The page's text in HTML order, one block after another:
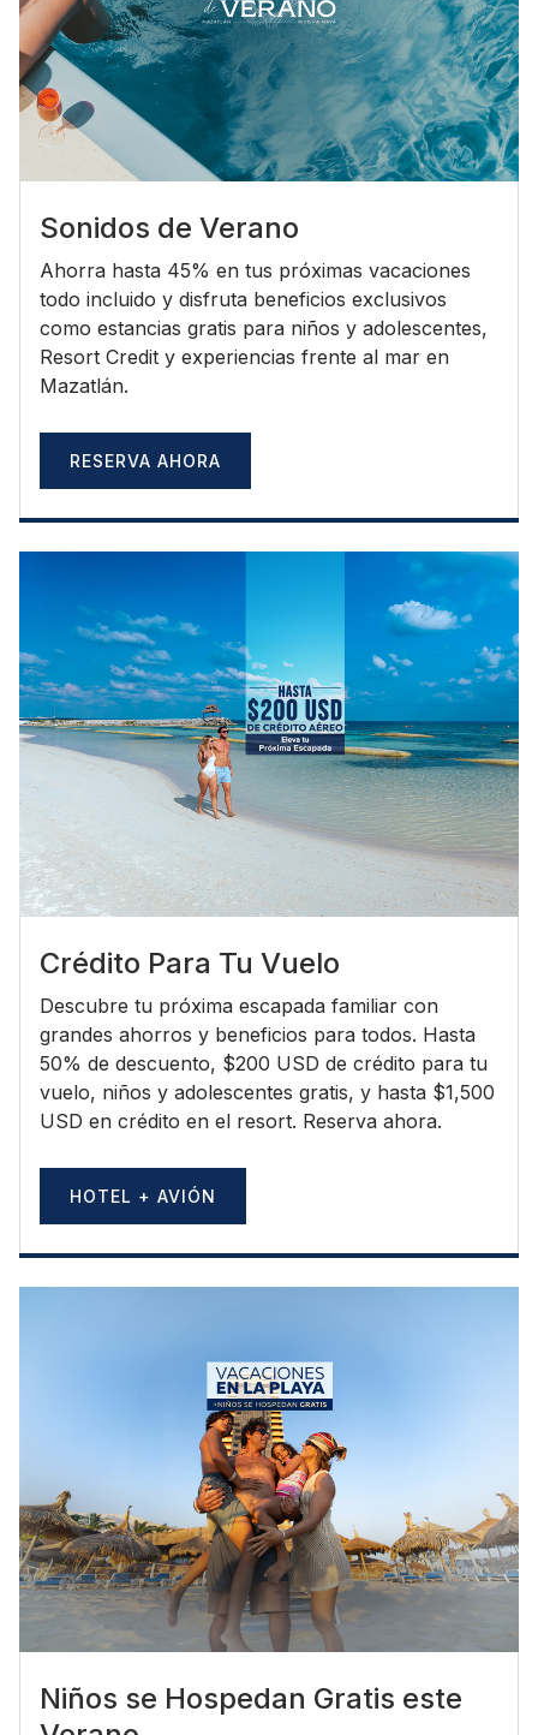
Sonidos de Verano
Ahorra hasta 45% en tus próximas vacaciones
todo incluido y disfruta beneficios exclusivos
como estancias gratis para niños y adolescentes,
Resort Credit y experiencias frente al mar en
Mazatlán.
RESERVA AHORA
Crédito Para Tu Vuelo
Descubre tu próxima escapada familiar con
grandes ahorros y beneficios para todos. Hasta
50% de descuento, $200 USD de crédito para tu
vuelo, niños y adolescentes gratis, y hasta $1,500
USD en crédito en el resort. Reserva ahora.
HOTEL + AVIÓN
Niños se Hospedan Gratis este